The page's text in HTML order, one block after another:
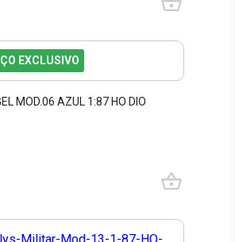
EXCLUSIVO
MOD.06 AZUL 1:87 HO DIO